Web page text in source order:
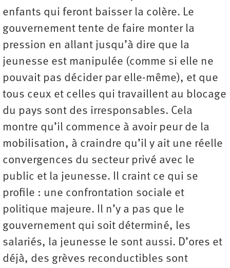
enfants qui feront baisser la colère. Le
gouvernement tente de faire monter la
pression en allant jusqu’à dire que la
jeunesse est manipulée (comme si elle ne
pouvait pas décider par elle-même), et que
tous ceux et celles qui travaillent au blocage
du pays sont des irresponsables. Cela
montre qu’il commence à avoir peur de la
mobilisation, à craindre qu’il y ait une réelle
convergences du secteur privé avec le
public et la jeunesse. Il craint ce qui se
profile : une confrontation sociale et
politique majeure. Il n’y a pas que le
gouvernement qui soit déterminé, les
salariés, la jeunesse le sont aussi. D’ores et
déjà, des grèves reconductibles sont